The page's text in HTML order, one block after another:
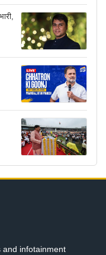
and infotainment